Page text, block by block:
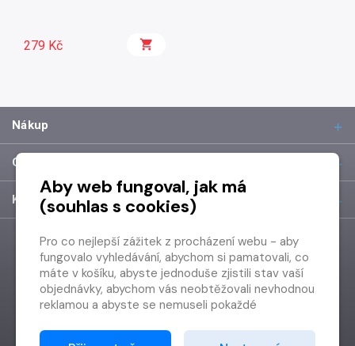
279 Kč
Nákup
O společnosti
Kontakt
Aby web fungoval, jak má
(souhlas s cookies)
Pro co nejlepší zážitek z procházení webu - aby
fungovalo vyhledávání, abychom si pamatovali, co
máte v košíku, abyste jednoduše zjistili stav vaší
objednávky, abychom vás neobtěžovali nevhodnou
reklamou a abyste se nemuseli pokaždé